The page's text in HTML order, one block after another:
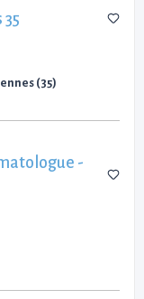
(35)
-